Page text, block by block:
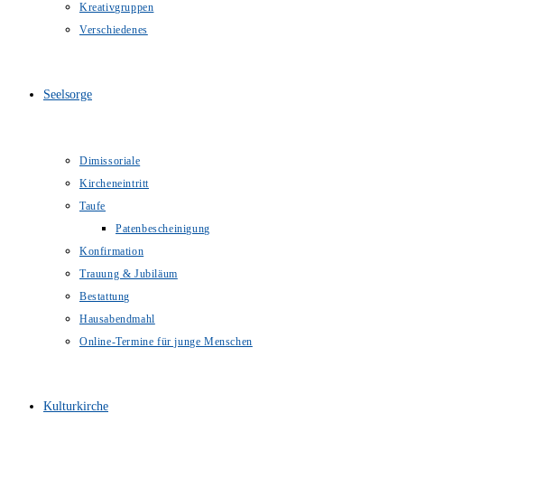
Kreativgruppen
Verschiedenes
Seelsorge
Dimissoriale
Kircheneintritt
Taufe
Patenbescheinigung
Konfirmation
Trauung & Jubiläum
Bestattung
Hausabendmahl
Online-Termine für junge Menschen
Kulturkirche